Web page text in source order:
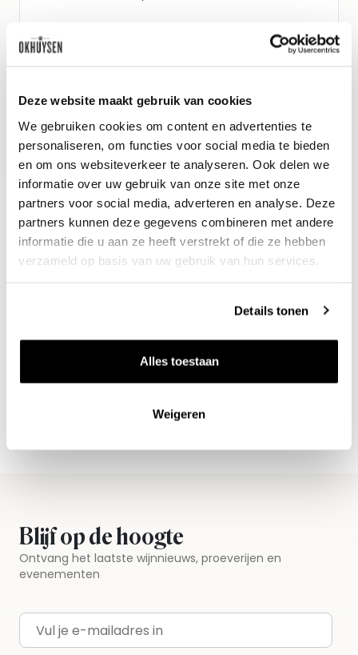
Deze website maakt gebruik van cookies
We gebruiken cookies om content en advertenties te
personaliseren, om functies voor social media te bieden
en om ons websiteverkeer te analyseren. Ook delen we
informatie over uw gebruik van onze site met onze
partners voor social media, adverteren en analyse. Deze
partners kunnen deze gegevens combineren met andere
informatie die u aan ze heeft verstrekt of die ze hebben
verzameld op basis van uw gebruik van hun services.
Details tonen
Alles toestaan
Weigeren
tussengerechten, zoals gevogelte
met een romige saus.
Alle wijnen direct van de wijnboer
Vandaag voor 12.00 uur besteld, morgen in huis
Gratis thuisbezorgd vanaf €115,00
Blijf op de hoogte
Ontvang het laatste wijnnieuws, proeverijen en
evenementen
E-mailadres